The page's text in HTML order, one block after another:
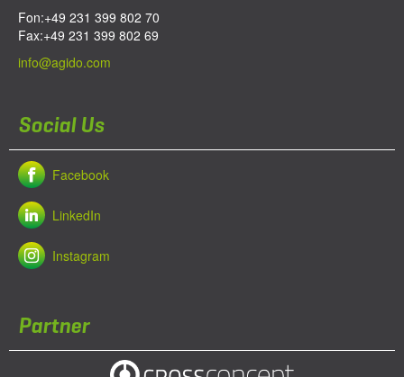
Fon:+49 231 399 802 70
Fax:+49 231 399 802 69
info@agido.com
Social Us
Facebook
LinkedIn
Instagram
Partner